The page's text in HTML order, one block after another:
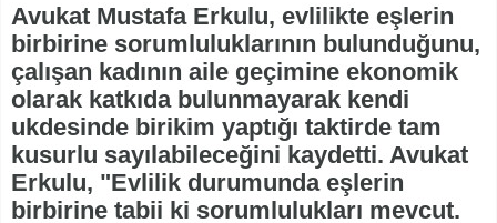
Avukat Mustafa Erkulu, evlilikte eşlerin
birbirine sorumluluklarının bulunduğunu,
çalışan kadının aile geçimine ekonomik
olarak katkıda bulunmayarak kendi
ukdesinde birikim yaptığı taktirde tam
kusurlu sayılabileceğini kaydetti. Avukat
Erkulu, "Evlilik durumunda eşlerin
birbirine tabii ki sorumlulukları mevcut.